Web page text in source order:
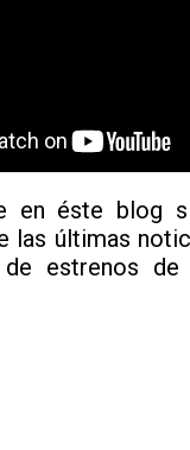
en éste blog
las últimas
estrenos de